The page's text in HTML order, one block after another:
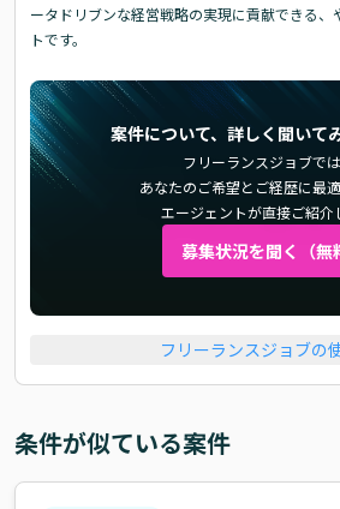
ータドリブンな経営戦略の実現に貢献できる、
トです。
案件について、詳しく聞いて
フリーランスジョブでは
あなたのご希望とご経歴に最
エージェントが直接ご紹介
募集状況を聞く（無
フリーランスジョブの
条件が似ている案件